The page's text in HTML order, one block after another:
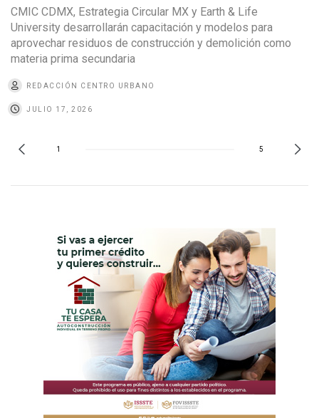
CMIC CDMX, Estrategia Circular MX y Earth & Life
University desarrollarán capacitación y modelos para
aprovechar residuos de construcción y demolición como
materia prima secundaria
REDACCIÓN CENTRO URBANO
JULIO 17, 2026
1 5